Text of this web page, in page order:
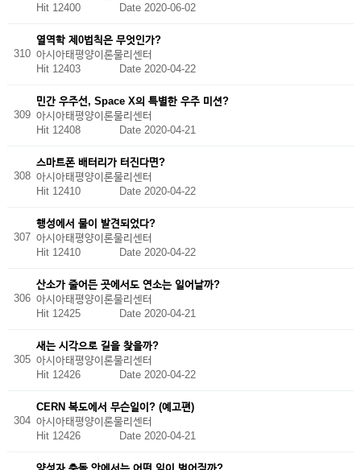
Hit 12400 Date 2020-06-02
310
열역학 제0법칙은 무엇인가?
아시아태평양이론물리센터
Hit 12403 Date 2020-04-22
309
민간 우주선, Space X의 특별한 우주 미션?
아시아태평양이론물리센터
Hit 12408 Date 2020-04-21
308
스마트폰 배터리가 터진다면?
아시아태평양이론물리센터
Hit 12410 Date 2020-04-22
307
행성에서 물이 발견되었다?
아시아태평양이론물리센터
Hit 12410 Date 2020-04-22
306
산소가 줄어든 곳에서도 연소는 일어날까?
아시아태평양이론물리센터
Hit 12425 Date 2020-04-21
305
새는 시각으로 길을 찾을까?
아시아태평양이론물리센터
Hit 12426 Date 2020-04-22
304
CERN 복도에서 무슨일이? (예고편)
아시아태평양이론물리센터
Hit 12426 Date 2020-04-21